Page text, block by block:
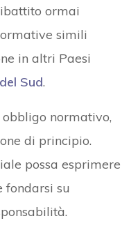
ormai
simili
in altri Paesi
Sud.
normativo,
di principio.
possa esprimere
fondarsi su